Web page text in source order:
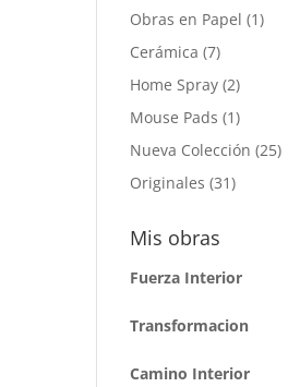
Obras en Papel 11
Cerámica 77
productos
Home Spray 22
productos
Mouse Pads 11
producto
Nueva Colección 2525
Originales 3131
Mis obras
Fuerza Interior
Transformacion
Camino Interior